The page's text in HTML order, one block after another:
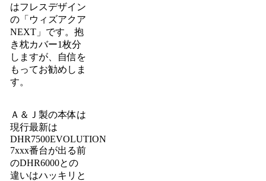
はフレスデザイン
の「ウィズアクア
NEXT」です。抱
き枕カバー1枚分
しますが、自信を
もってお勧めしま
す。
Ａ＆Ｊ製の本体は
現行最新は
DHR7500EVOLUTION
7xxx番台が出る前
のDHR6000との
違いはハッキリと